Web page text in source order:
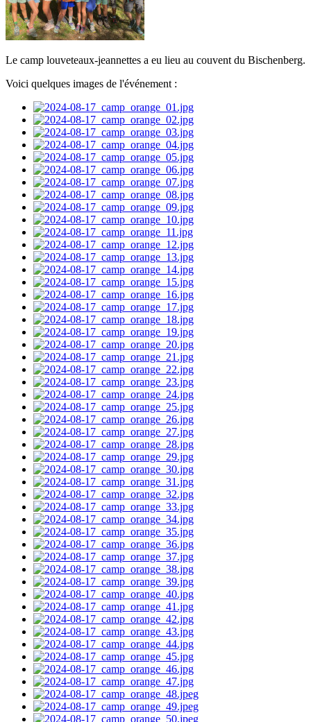
Le camp louveteaux-jeannettes a eu lieu au couvent du Bischenberg.
Voici quelques images de l'événement :